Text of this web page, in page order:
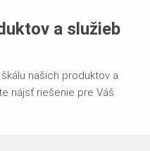
a služieb
našich produktov a
nájsť riešenie pre Váš